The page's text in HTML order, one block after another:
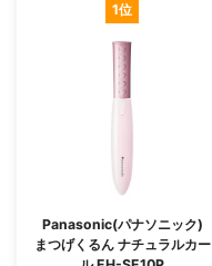
1位
Panasonic(パナソニック)
まつげくるん ナチュラルカー